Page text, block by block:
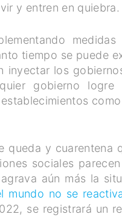
y entren en quiebra.
medidas
tiempo se puede
los
gobierno logre
queda y cuarentena
sociales
aún más la
mundo no se
se registrará un